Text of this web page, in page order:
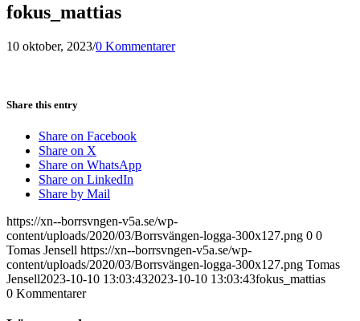
fokus_mattias
10 oktober, 2023/0 Kommentarer
Share this entry
Share on Facebook
Share on X
Share on WhatsApp
Share on LinkedIn
Share by Mail
https://xn--borrsvngen-v5a.se/wp-
content/uploads/2020/03/Borrsvängen-logga-300x127.png 0 0
Tomas Jensell https://xn--borrsvngen-v5a.se/wp-
content/uploads/2020/03/Borrsvängen-logga-300x127.png Tomas
Jensell2023-10-10 13:03:432023-10-10 13:03:43fokus_mattias
0 Kommentarer